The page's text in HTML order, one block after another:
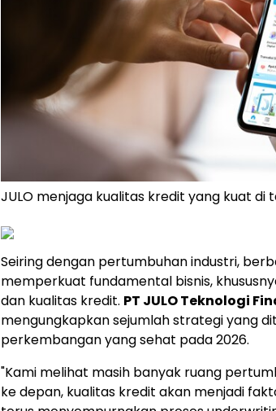
JULO menjaga kualitas kredit yang kuat
Seiring dengan pertumbuhan industri,
memperkuat fundamental bisnis,
dan kualitas kredit. PT JULO Teknologi
mengungkapkan sejumlah strategi yang
perkembangan yang sehat pada 2026.
"Kami melihat masih banyak ruang
ke depan, kualitas kredit akan menjadi